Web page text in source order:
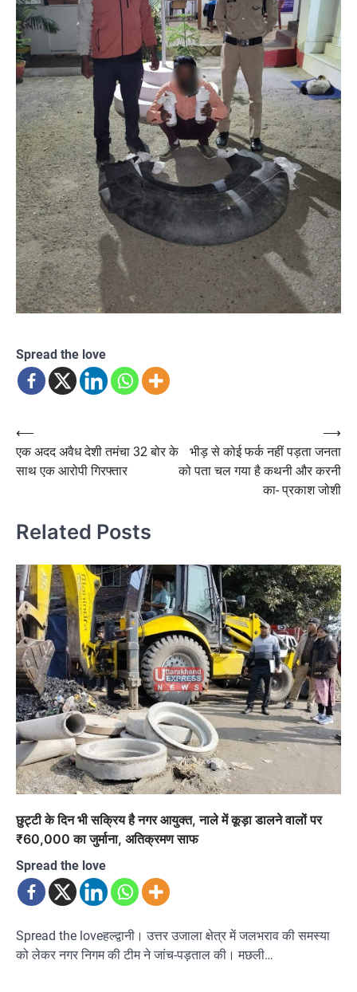
Spread the love
Post
navigation
⟵
एक अदद अवैध देशी तमंचा 32 बोर के
साथ एक आरोपी गिरफ्तार
भीड़ से कोई फर्क नहीं पड़ता जनता
को पता चल गया है कथनी और करनी
का- प्रकाश जोशी
⟶
Related Posts
छुट्टी के दिन भी सक्रिय है नगर आयुक्त, नाले में कूड़ा डालने वालों पर
₹60,000 का जुर्माना, अतिक्रमण साफ
Spread the love
Spread the loveहल्द्वानी। उत्तर उजाला क्षेत्र में जलभराव की समस्या
को लेकर नगर निगम की टीम ने जांच-पड़ताल की। मछली…